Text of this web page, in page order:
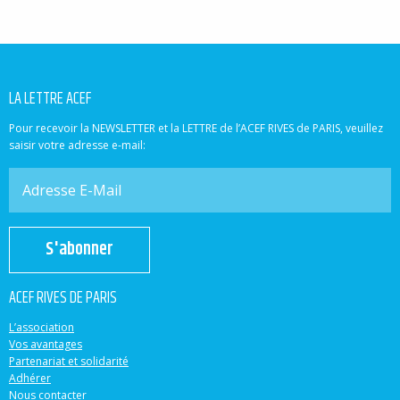
LA LETTRE ACEF
Pour recevoir la NEWSLETTER et la LETTRE de l’ACEF RIVES de PARIS, veuillez
saisir votre adresse e-mail:
S'abonner
ACEF RIVES DE PARIS
L’association
Vos avantages
Partenariat et solidarité
Adhérer
Nous contacter